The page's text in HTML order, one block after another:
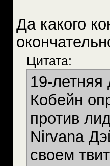
Да какого
Цитата:
19-
Кобейн
против
Nirvana
своем